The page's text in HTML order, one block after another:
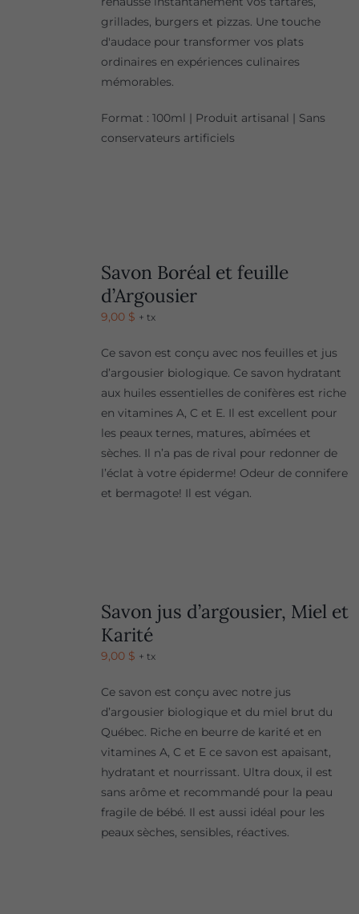
grillades, burgers et pizzas. Une touche
d'audace pour transformer vos plats
ordinaires en expériences culinaires
mémorables.
Format : 100ml | Produit artisanal | Sans
conservateurs artificiels
Savon Boréal et feuille
d’Argousier
9,00 $ + tx
Ce savon est conçu avec nos feuilles et jus
d’argousier biologique. Ce savon hydratant
aux huiles essentielles de conifères est riche
en vitamines A, C et E. Il est excellent pour
les peaux ternes, matures, abîmées et
sèches. Il n’a pas de rival pour redonner de
l’éclat à votre épiderme! Odeur de connifere
et bermagote! Il est végan.
Savon jus d’argousier, Miel et
Karité
9,00 $ + tx
Ce savon est conçu avec notre jus
d’argousier biologique et du miel brut du
Québec. Riche en beurre de karité et en
vitamines A, C et E ce savon est apaisant,
hydratant et nourrissant. Ultra doux, il est
sans arôme et recommandé pour la peau
fragile de bébé. Il est aussi idéal pour les
peaux sèches, sensibles, réactives.